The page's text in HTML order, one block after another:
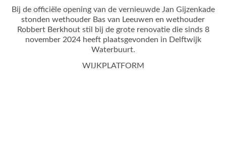
Bij de officiële opening van de vernieuwde Jan Gijzenkade
stonden wethouder Bas van Leeuwen en wethouder
Robbert Berkhout stil bij de grote renovatie die sinds 8
november 2024 heeft plaatsgevonden in Delftwijk
Waterbuurt.
WIJKPLATFORM